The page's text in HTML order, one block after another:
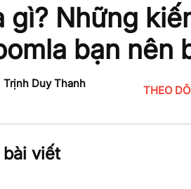
gì? Những
bạn nên
Trịnh Duy Thanh
THEO
viết